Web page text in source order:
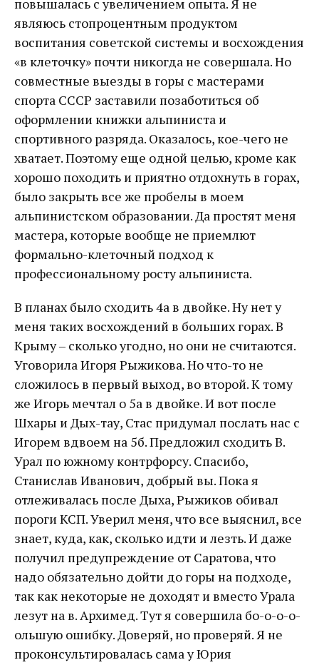
повышалась с увеличением опыта. Я не
являюсь стопроцентным продуктом
воспитания советской системы и восхождения
«в клеточку» почти никогда не совершала. Но
совместные выезды в горы с мастерами
спорта СССР заставили позаботиться об
оформлении книжки альпиниста и
спортивного разряда. Оказалось, кое-чего не
хватает. Поэтому еще одной целью, кроме как
хорошо походить и приятно отдохнуть в горах,
было закрыть все же пробелы в моем
альпинистском образовании. Да простят меня
мастера, которые вообще не приемлют
формально-клеточный подход к
профессиональному росту альпиниста.
В планах было сходить 4а в двойке. Ну нет у
меня таких восхождений в больших горах. В
Крыму – сколько угодно, но они не считаются.
Уговорила Игоря Рыжикова. Но что-то не
сложилось в первый выход, во второй. К тому
же Игорь мечтал о 5а в двойке. И вот после
Шхары и Дых-тау, Стас придумал послать нас с
Игорем вдвоем на 5б. Предложил сходить В.
Урал по южному контрфорсу. Спасибо,
Станислав Иванович, добрый вы. Пока я
отлеживалась после Дыха, Рыжиков обивал
пороги КСП. Уверил меня, что все выяснил, все
знает, куда, как, сколько идти и лезть. И даже
получил предупреждение от Саратова, что
надо обязательно дойти до горы на подходе,
так как некоторые не доходят и вместо Урала
лезут на в. Архимед. Тут я совершила бо-о-о-о-
ольшую ошибку. Доверяй, но проверяй. Я не
проконсультировалась сама у Юрия